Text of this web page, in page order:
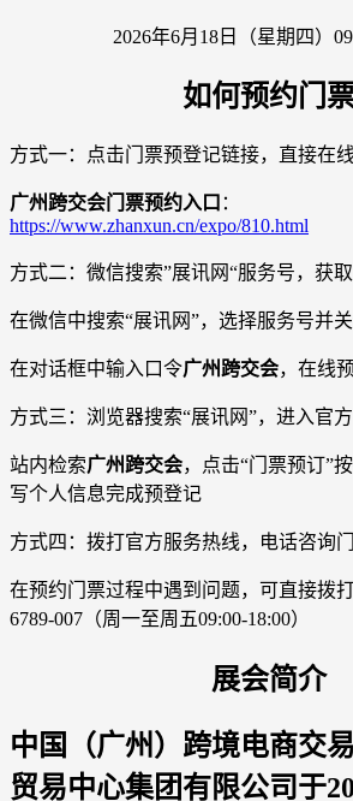
2026年6月18日（星期四）
如何预约门
方式一：点击门票预登记链接，直接在
广州跨交会门票预约入口 ：
https://www.zhanxun.cn/expo/810.html
方式二：微信搜索”展讯网“服务号，获
在微信中搜索“展讯网”，选择服务号并关
在对话框中输入口令广州跨交会，在线
方式三：浏览器搜索“展讯网”，进入官
站内检索广州跨交会，点击“门票预订”
写个人信息完成预登记
方式四：拨打官方服务热线，电话咨询
在预约门票过程中遇到问题，可直接拨
6789-007（周一至周五09:00-18:00）
展会简介
中国（广州）跨境电商交
贸易中心集团有限公司于